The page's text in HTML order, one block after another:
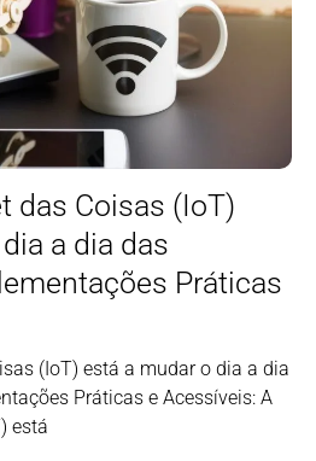
das Coisas (IoT)
a dia das
Práticas
(IoT) está a mudar o dia a dia
Práticas e Acessíveis: A
está